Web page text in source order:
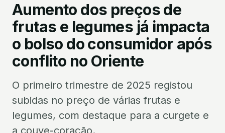
Aumento dos preços de
frutas e legumes já impacta
o bolso do consumidor após
conflito no Oriente
O primeiro trimestre de 2025 registou
subidas no preço de várias frutas e
legumes, com destaque para a curgete e
a couve-coração.